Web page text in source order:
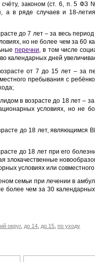
законом (ст. 6, п. 5 ФЗ
а в ряде случаев и 18-
до 7 лет – за весь
но не более чем за 60
перечни, в том числе
календарных дней
от 7 до 15 лет – за
пребывания с
в возрасте до 18 лет –
условиях, но не
до 18 лет, являющимся
до 18 лет при его
злокачественные
условиях или
семьи при лечении в
более чем за 30
округ, до 14 до 15 по уходу